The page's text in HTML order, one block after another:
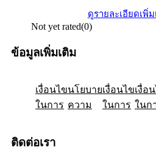
ดูรายละเอียดเพิ่ม
Not yet rated(0)
ข้อมูลเพิ่มเติม
เงื่อนไข
ในการ
ให้นโยบาย
ความ
เป็นส่วนเงื่อนไข
ในการ
คืนเงื่อ
ในก
ติดต่อเรา